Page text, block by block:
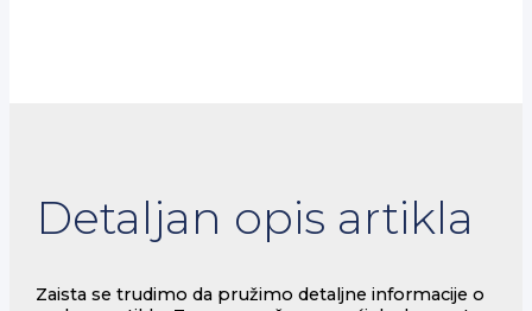
Detaljan opis artikla
Zaista se trudimo da pružimo detaljne informacije o